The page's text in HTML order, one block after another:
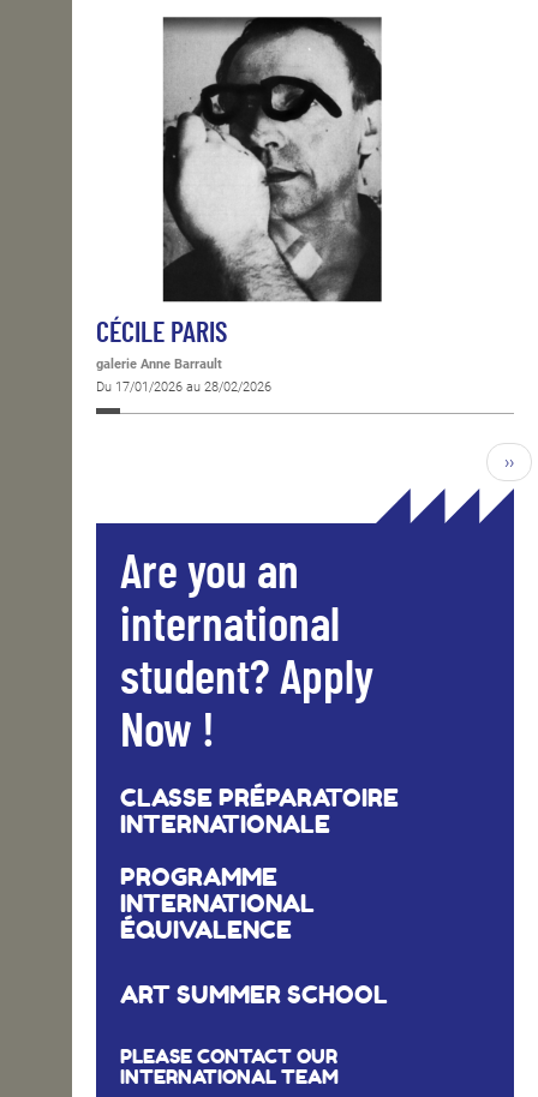
CÉCILE PARIS
galerie Anne Barrault
Du 17/01/2026 au 28/02/2026
››
Are you an
international
student? Apply
Now !
CLASSE PRÉPARATOIRE
INTERNATIONALE
PROGRAMME
INTERNATIONAL
ÉQUIVALENCE
ART SUMMER SCHOOL
PLEASE CONTACT OUR
INTERNATIONAL TEAM